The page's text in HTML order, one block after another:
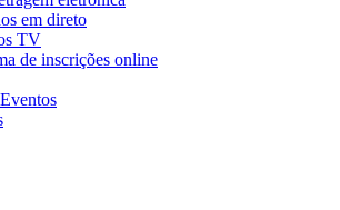
em direto
TV
de inscrições online